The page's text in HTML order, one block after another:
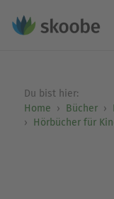
Du bist hier:
Home
Bücher
Hörbücher für